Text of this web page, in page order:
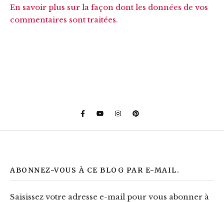
En savoir plus sur la façon dont les données de vos
commentaires sont traitées.
ABONNEZ-VOUS À CE BLOG PAR E-MAIL.
Saisissez votre adresse e-mail pour vous abonner à